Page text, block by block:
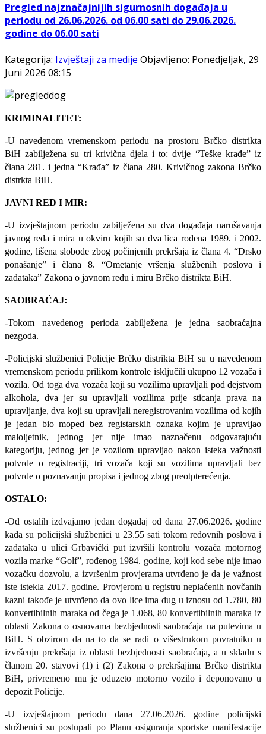
Pregled najznačajnijih sigurnosnih događaja u
periodu od 26.06.2026. od 06.00 sati do 29.06.2026.
godine do 06.00 sati
Kategorija: Izvještaji za medije Objavljeno: Ponedjeljak, 29
Juni 2026 08:15
KRIMINALITET:
-U navedenom vremenskom periodu na prostoru Brčko distrikta
BiH zabilježena su tri krivična djela i to: dvije “Teške krađe” iz
člana 281. i jedna “Krađa” iz člana 280. Krivičnog zakona Brčko
distrkta BiH.
JAVNI RED I MIR:
-U izvještajnom periodu zabilježena su dva događaja narušavanja
javnog reda i mira u okviru kojih su dva lica rođena 1989. i 2002.
godine, lišena slobode zbog počinjenih prekršaja iz člana 4. “Drsko
ponašanje” i člana 8. “Ometanje vršenja službenih poslova i
zadataka” Zakona o javnom redu i miru Brčko distrikta BiH.
SAOBRAĆAJ:
-Tokom navedenog perioda zabilježena je jedna saobraćajna
nezgoda.
-Policijski službenici Policije Brčko distrikta BiH su u navedenom
vremenskom periodu prilikom kontrole isključili ukupno 12 vozača i
vozila. Od toga dva vozača koji su vozilima upravljali pod dejstvom
alkohola, dva jer su upravljali vozilima prije sticanja prava na
upravljanje, dva koji su upravljali neregistrovanim vozilima od kojih
je jedan bio moped bez registarskih oznaka kojim je upravljao
maloljetnik, jednog jer nije imao naznačenu odgovarajuću
kategoriju, jednog jer je vozilom upravljao nakon isteka važnosti
potvrde o registraciji, tri vozača koji su vozilima upravljali bez
potvrde o poznavanju propisa i jednog zbog preotpterećenja.
OSTALO:
-Od ostalih izdvajamo jedan događaj od dana 27.06.2026. godine
kada su policijski službenici u 23.55 sati tokom redovnih poslova i
zadataka u ulici Grbavički put izvršili kontrolu vozača motornog
vozila marke “Golf”, rođenog 1984. godine, koji kod sebe nije imao
vozačku dozvolu, a izvršenim provjerama utvrđeno je da je važnost
iste istekla 2017. godine. Provjerom u registru neplaćenih novčanih
kazni takođe je utvrđeno da ovo lice ima dug u iznosu od 1.780, 80
konvertibilnih maraka od čega je 1.068, 80 konvertibilnih maraka iz
oblasti Zakona o osnovama bezbjednosti saobraćaja na putevima u
BiH. S obzirom da na to da se radi o višestrukom povratniku u
izvršenju prekršaja iz oblasti bezbjednosti saobraćaja, a u skladu s
članom 20. stavovi (1) i (2) Zakona o prekršajima Brčko distrikta
BiH, privremeno mu je oduzeto motorno vozilo i deponovano u
depozit Policije.
-U izvještajnom periodu dana 27.06.2026. godine policijski
službenici su postupali po Planu osiguranja sportske manifestacije